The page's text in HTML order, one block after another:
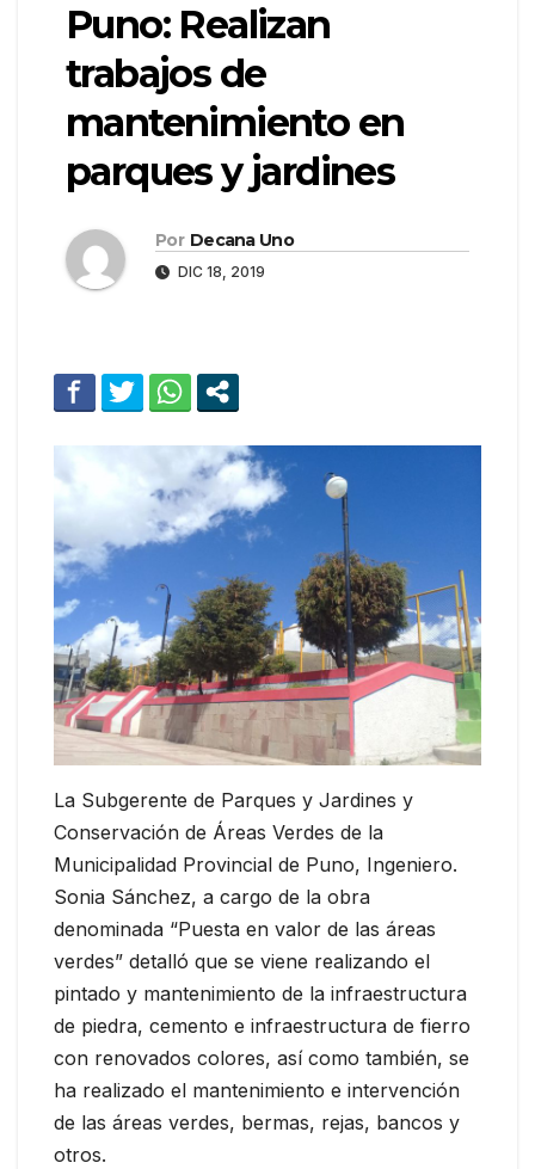
Puno: Realizan
trabajos de
mantenimiento en
parques y jardines
Por Decana Uno
DIC 18, 2019
La Subgerente de Parques y Jardines y
Conservación de Áreas Verdes de la
Municipalidad Provincial de Puno, Ingeniero.
Sonia Sánchez, a cargo de la obra
denominada “Puesta en valor de las áreas
verdes” detalló que se viene realizando el
pintado y mantenimiento de la infraestructura
de piedra, cemento e infraestructura de fierro
con renovados colores, así como también, se
ha realizado el mantenimiento e intervención
de las áreas verdes, bermas, rejas, bancos y
otros.